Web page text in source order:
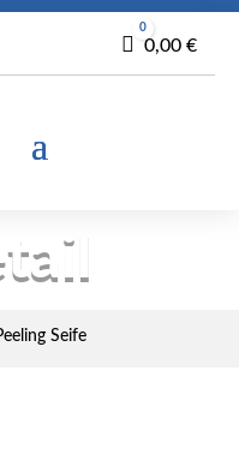
Warenkorb
0
0,00 €
Seife